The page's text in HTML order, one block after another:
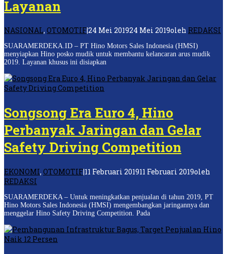
Layanan
NASIONAL, OTOMOTIF|24 Mei 201924 Mei 2019oleh REDAKSI
SUARAMERDEKA.ID – PT Hino Motors Sales Indonesia (HMSI)
menyiapkan Hino posko mudik untuk membantu kelancaran arus mudik
2019. Layanan khusus ini disiapkan
Songsong Era Euro 4, Hino
Perbanyak Jaringan dan Gelar
Safety Driving Competition
EKONOMI, OTOMOTIF|11 Februari 201911 Februari 2019oleh
REDAKSI
SUARAMERDEKA – Untuk meningkatkan penjualan di tahun 2019, PT
Hino Motors Sales Indonesia (HMSI) mengembangkan jaringannya dan
menggelar Hino Safety Driving Competition. Pada